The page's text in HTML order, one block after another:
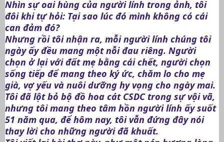
Nhìn sự oai hùng của người lính trong ảnh, tôi
đôi khi tự hỏi: Tại sao lúc đó mình không có cái
can đảm đó?
Nhưng rồi tôi nhận ra, mỗi người lính chúng tôi
ngày ấy đều mang một nỗi đau riêng. Người
chọn ở lại với đất mẹ bằng cái chết, người chọn
sống tiếp để mang theo ký ức, chăm lo cho mẹ
già, vợ yếu và nuôi dưỡng hy vọng cho ngày mai.
Tôi đã lột bỏ bộ đồ hoa cát CSDC trong sự vội vã,
nhưng tôi mang theo tâm hồn người lính ấy suốt
51 năm qua, để hôm nay, tôi vẫn đứng đây nói
thay lời cho những người đã khuất.